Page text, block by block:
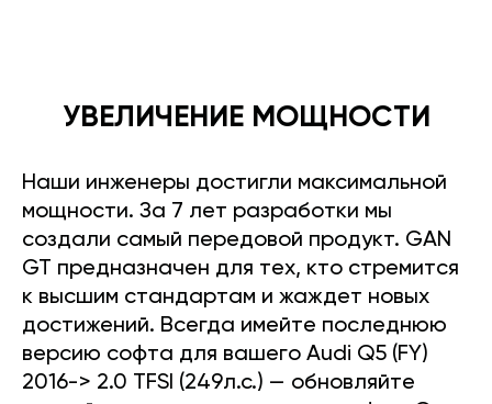
УВЕЛИЧЕНИЕ МОЩНОСТИ
Наши инженеры достигли максимальной
мощности. За 7 лет разработки мы
создали самый передовой продукт. GAN
GT предназначен для тех, кто стремится
к высшим стандартам и жаждет новых
достижений. Всегда имейте последнюю
версию софта для вашего Audi Q5 (FY)
2016-> 2.0 TFSI (249л.с.) — обновляйте